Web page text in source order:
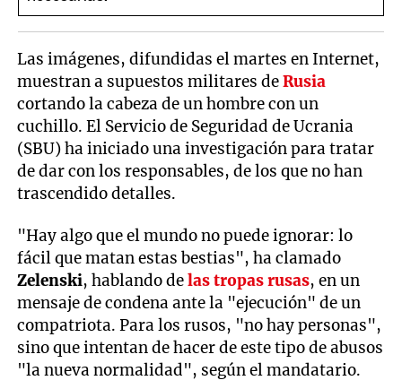
Las imágenes, difundidas el martes en Internet,
muestran a supuestos militares deRusia
cortando la cabeza de un hombre con un
cuchillo. El Servicio de Seguridad de Ucrania
(SBU) ha iniciado una investigación para tratar
de dar con los responsables, de los que no han
trascendido detalles.
"Hay algo que el mundo no puede ignorar: lo
fácil que matan estas bestias", ha clamado
Zelenski, hablando delas tropas rusas, en un
mensaje de condena ante la "ejecución" de un
compatriota. Para los rusos, "no hay personas",
sino que intentan de hacer de este tipo de abusos
"la nueva normalidad", según el mandatario.